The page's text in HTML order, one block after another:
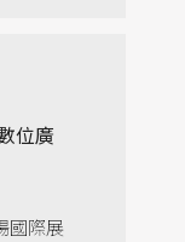
位廣
國際展